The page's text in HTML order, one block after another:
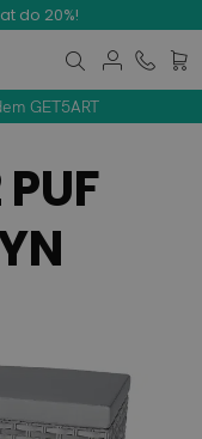
do 20%!
Mój
GET5ART